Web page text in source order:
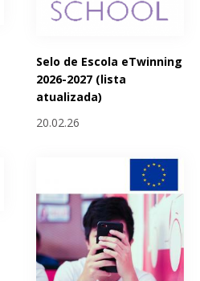
Selo de Escola eTwinning
2026-2027 (lista
atualizada)
20.02.26